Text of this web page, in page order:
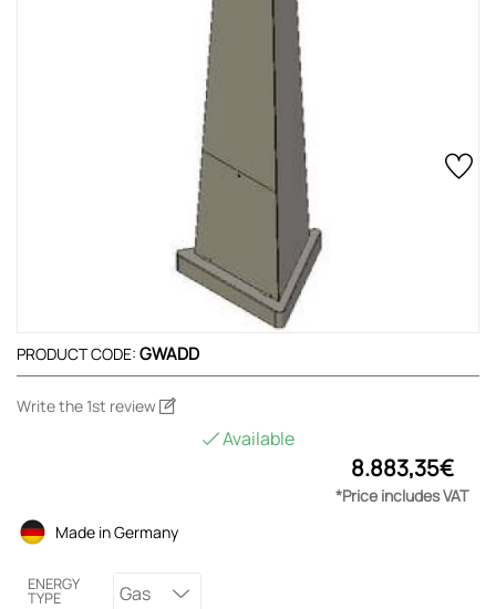
PRODUCT CODE: GWADD
Write the 1st review
Available
8.883,35€
*Price includes VAT
Made in Germany
ENERGY
TYPE Gas